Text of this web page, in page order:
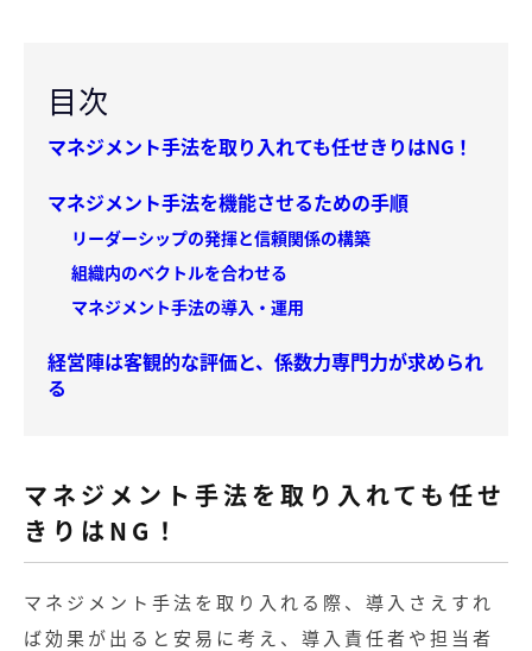
目次
マネジメント手法を取り入れても任せきりはNG！
マネジメント手法を機能させるための手順
リーダーシップの発揮と信頼関係の構築
組織内のベクトルを合わせる
マネジメント手法の導入・運用
経営陣は客観的な評価と、係数力専門力が求められ
る
マネジメント手法を取り入れても任せ
きりはNG！
マネジメント手法を取り入れる際、導入さえすれ
ば効果が出ると安易に考え、導入責任者や担当者